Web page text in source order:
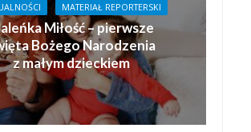
MATERIAŁ REPORTERSKI
Miłość – pierwsze
Bożego Narodzenia
z małym dzieckiem